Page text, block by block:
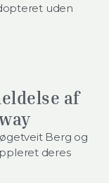
uden
af
Berg og
deres